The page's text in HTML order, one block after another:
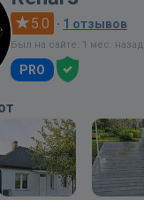
5.0 · 1 отзывов
Был на сайте: 1 мес. назад
PRO